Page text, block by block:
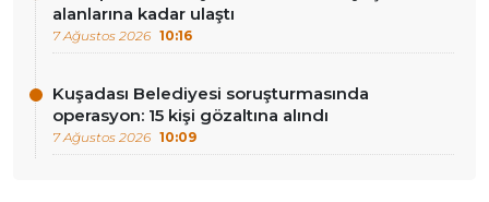
alanlarına kadar ulaştı
7 Ağustos 2026 10:16
Kuşadası Belediyesi soruşturmasında
operasyon: 15 kişi gözaltına alındı
7 Ağustos 2026 10:09